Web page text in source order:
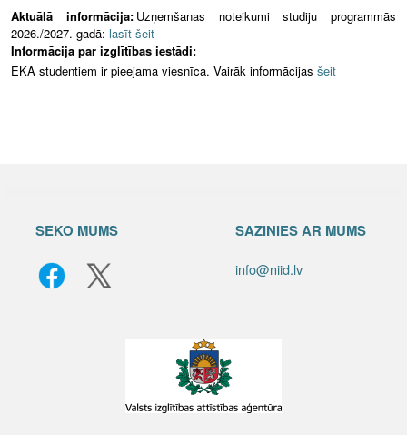
Aktuālā informācija: Uzņemšanas noteikumi studiju programmās
2026./2027. gadā: lasīt šeit
Informācija par izglītības iestādi:
EKA studentiem ir pieejama viesnīca. Vairāk informācijas šeit
SEKO MUMS SAZINIES AR MUMS
info@niid.lv